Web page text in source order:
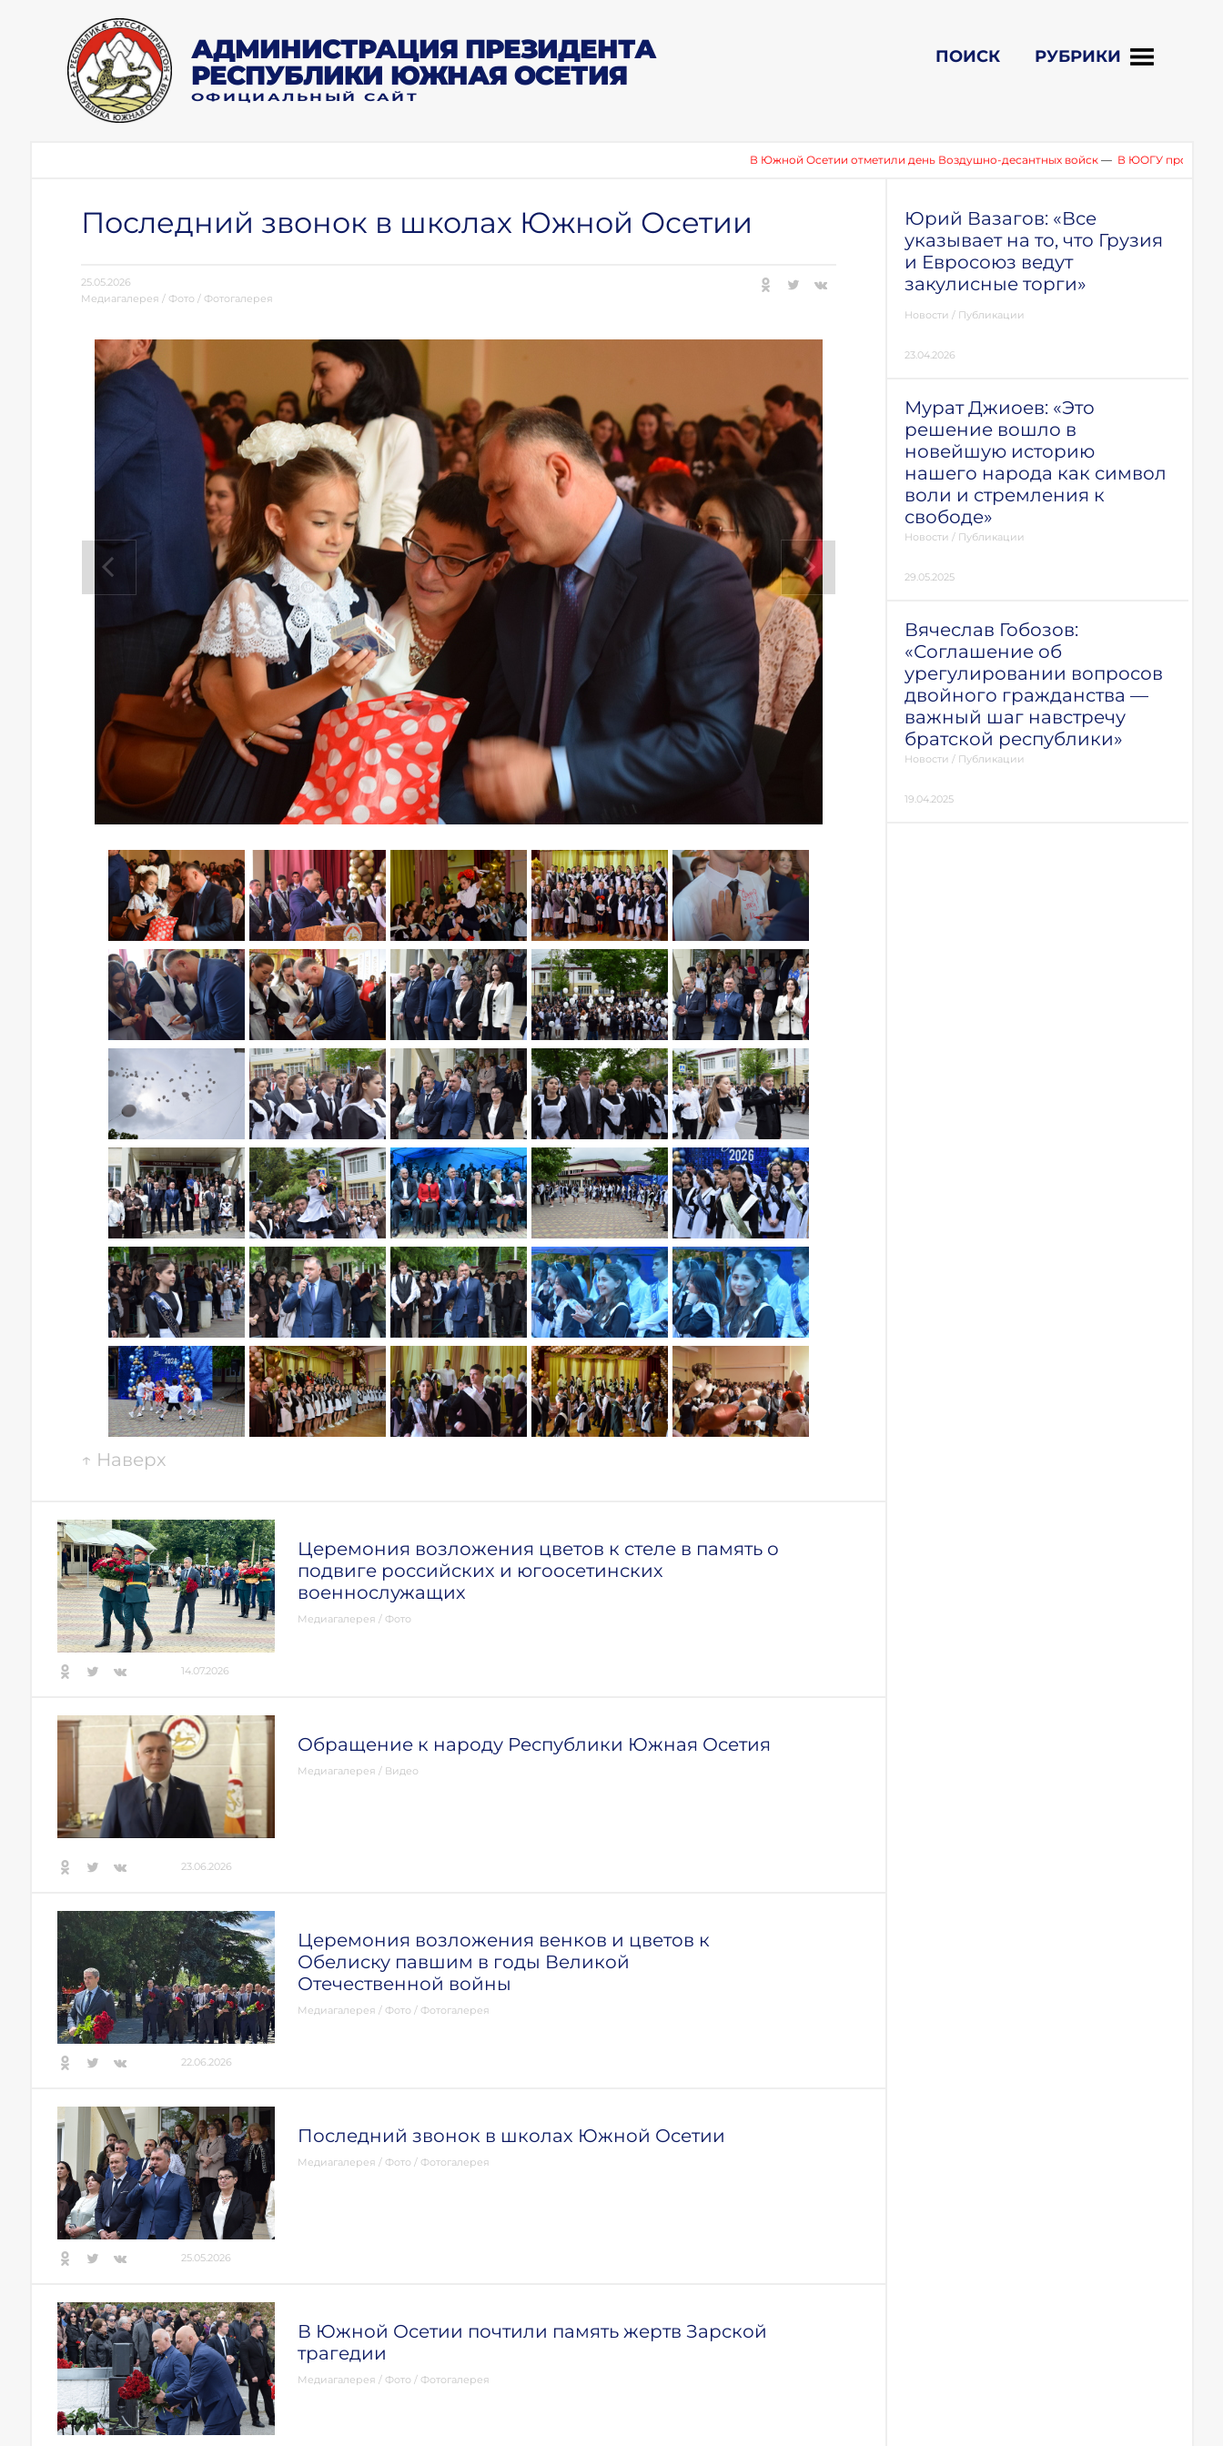
АДМИНИСТРАЦИЯ ПРЕЗИДЕНТА
РЕСПУБЛИКИ ЮЖНАЯ ОСЕТИЯ
ОФИЦИАЛЬНЫЙ САЙТ
ПОИСК РУБРИКИ
В Южной Осетии отметили день Воздушно-десантных войск—В ЮОГУ прошел круглый стол
Последний звонок в школах Южной Осетии
25.05.2026
Медиагалерея / Фото / Фотогалерея
↑ Наверх
Церемония возложения цветов к стеле в память о
подвиге российских и югоосетинских
военнослужащих
Медиагалерея / Фото
14.07.2026
Обращение к народу Республики Южная Осетия
Медиагалерея / Видео
23.06.2026
Церемония возложения венков и цветов к
Обелиску павшим в годы Великой
Отечественной войны
Медиагалерея / Фото / Фотогалерея
22.06.2026
Последний звонок в школах Южной Осетии
Медиагалерея / Фото / Фотогалерея
25.05.2026
В Южной Осетии почтили память жертв Зарской
трагедии
Медиагалерея / Фото / Фотогалерея
Юрий Вазагов: «Все
указывает на то, что Грузия
и Евросоюз ведут
закулисные торги»
Новости / Публикации
23.04.2026
Мурат Джиоев: «Это
решение вошло в
новейшую историю
нашего народа как символ
воли и стремления к
свободе»
Новости / Публикации
29.05.2025
Вячеслав Гобозов:
«Соглашение об
урегулировании вопросов
двойного гражданства —
важный шаг навстречу
братской республики»
Новости / Публикации
19.04.2025